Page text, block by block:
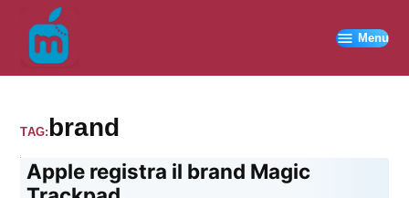
contenuto
Menu
TAG: brand
Apple registra il brand Magic